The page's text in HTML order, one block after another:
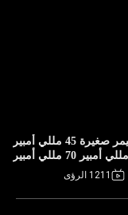
سماعة الأذن 541112 بطارية ليثيوم بوليمر صغيرة 45 مللي أمبير
1211 الرؤى